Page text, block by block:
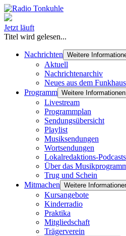
Jetzt läuft
Titel wird gelesen...
Nachrichten Weitere
Aktuell
Nachrichtenarchiv
Neues aus dem Funkhaus
Programm Weitere
Livestream
Programmplan
Sendungsübersicht
Playlist
Musiksendungen
Wortsendungen
Lokalredaktions-Podcasts
Über das
Trug und Schein
Mitmachen Weitere
Kursangebote
Kinderradio
Praktika
Mitgliedschaft
Trägerverein